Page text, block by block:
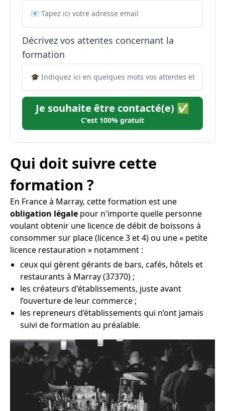
Décrivez vos attentes concernant la
formation
Je souhaite être contacté(e) ✅
C'est 100% gratuit
Qui doit suivre cette
formation ?
En France à Marray, cette formation est une
obligation légale pour n'importe quelle personne
voulant obtenir une licence de débit de boissons à
consommer sur place (licence 3 et 4) ou une « petite
licence restauration » notamment :
ceux qui gèrent gérants de bars, cafés, hôtels et
restaurants à Marray (37370) ;
les créateurs d'établissements, juste avant
l’ouverture de leur commerce ;
les repreneurs d’établissements qui n’ont jamais
suivi de formation au préalable.